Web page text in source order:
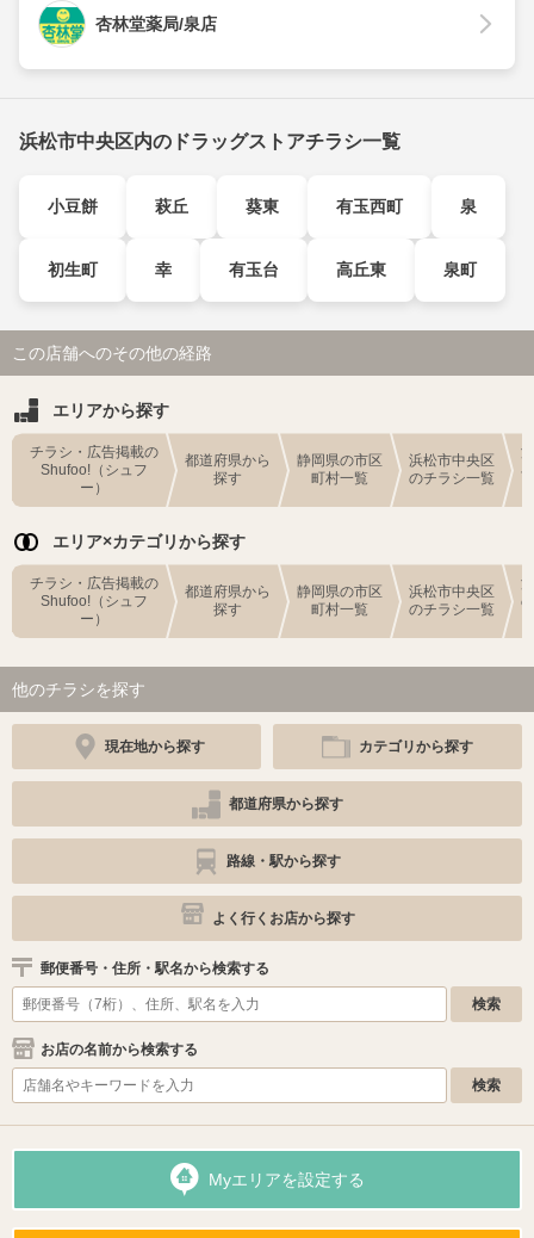
杏林堂薬局/泉店
浜松市中央区内のドラッグストアチラシ一覧
小豆餅 萩丘 葵東 有玉西町 泉
初生町 幸 有玉台 高丘東 泉町
この店舗へのその他の経路
エリアから探す
チラシ・広告掲載の
Shufoo!（シュフ
ー）
都道府県から
探す
静岡県の市区
町村一覧
浜松市中央区
のチラシ一覧
エリア×カテゴリから探す
チラシ・広告掲載の
Shufoo!（シュフ
ー）
都道府県から
探す
静岡県の市区
町村一覧
浜松市中央区
のチラシ一覧
他のチラシを探す
現在地から探す カテゴリから探す
都道府県から探す
路線・駅から探す
よく行くお店から探す
郵便番号・住所・駅名から検索する
お店の名前から検索する
Myエリアを設定する